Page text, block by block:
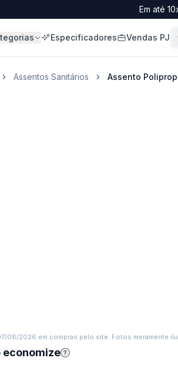
Em até
Especificadores Vendas PJ
Assentos Sanitários Assento
08/2026 em compras pelo site. Fotos meramente
economize ?